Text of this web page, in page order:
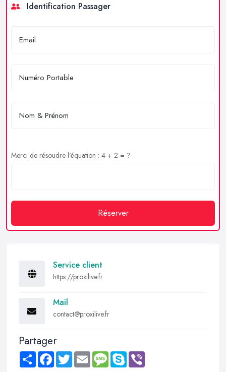
Identification Passager
Merci de résoudre l'équation : 4 + 2 = ?
Réserver
Service client
https://proxilive.fr
Mail
contact@proxilive.fr
Partager
Share FacebookTwitter Email MessageSkype